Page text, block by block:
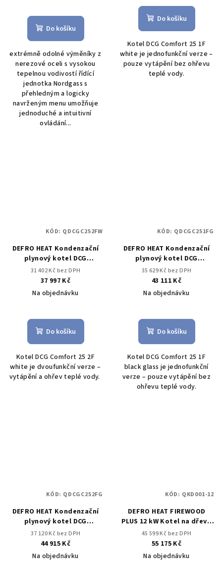
hodnocení
produktu
z
5
hvězdiček.
Do košíku
extrémně odolné výměníky z
nerezové oceli s vysokou
tepelnou vodivostí řídící
jednotka Nordgass s
přehledným a logicky
navrženým menu umožňuje
jednoduché a intuitivní
ovládání...
hodnocení
produktu
z
5
hvězdiček.
Do košíku
Kotel DCG Comfort 25 1F
white je jednofunkční verze –
pouze vytápění bez ohřevu
teplé vody.
DEFRO HEAT Kondenzační
plynový kotel DCG
COMFORT 25 2F white
31 402 Kč bez DPH
37 997 Kč
Na objednávku
hodnocení
produktu
z
5
hvězdiček.
Do košíku
Kotel DCG Comfort 25 2F
white je dvoufunkční verze –
vytápění a ohřev teplé vody.
KÓD: QDCGC252FW
DEFRO HEAT Kondenzační
plynový kotel DCG
COMFORT 25 1F BLACK
GLASS
35 629 Kč bez DPH
43 111 Kč
Na objednávku
hodnocení
produktu
z
5
hvězdiček.
Do košíku
Kotel DCG Comfort 25 1F
black glass je jednofunkční
verze – pouze vytápění bez
ohřevu teplé vody.
KÓD: QDCGC251FG
DEFRO HEAT Kondenzační
plynový kotel DCG
COMFORT 25 2F BLACK
GLASS
37 120 Kč bez DPH
44 915 Kč
Na objednávku
KÓD: QDCGC252FG
DEFRO HEAT FIREWOOD
PLUS 12 kW Kotel na dřevo
s ručním přikládáním
45 599 Kč bez DPH
55 175 Kč
Na objednávku
KÓD: QKD001-12